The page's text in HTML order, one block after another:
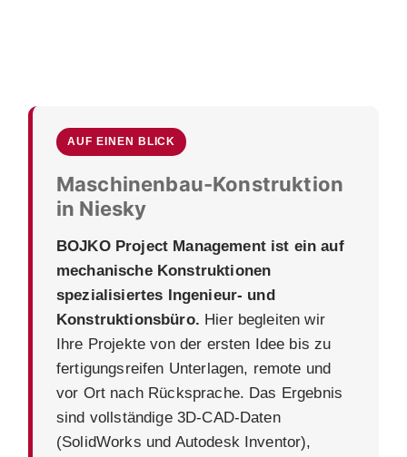
AUF EINEN BLICK
Maschinenbau-Konstruktion
in Niesky
BOJKO Project Management ist ein auf
mechanische Konstruktionen
spezialisiertes Ingenieur- und
Konstruktionsbüro. Hier begleiten wir
Ihre Projekte von der ersten Idee bis zu
fertigungsreifen Unterlagen, remote und
vor Ort nach Rücksprache. Das Ergebnis
sind vollständige 3D-CAD-Daten
(SolidWorks und Autodesk Inventor),